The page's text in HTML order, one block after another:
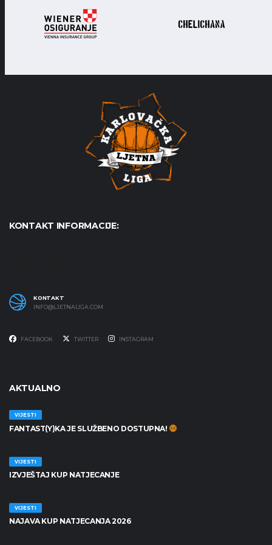
KONTAKT INFORMACIJE:
KONTAKT
INFO@LJETNALIGA.COM
FACEBOOK TWITTER INSTAGRAM
AKTUALNO
VIJESTI
FANTAST(Y)KA JE SLUŽBENO DOSTUPNA!
VIJESTI
IZVJEŠTAJ KUP NATJECANJE
VIJESTI
NAJAVA KUP NATJECANJA 2026